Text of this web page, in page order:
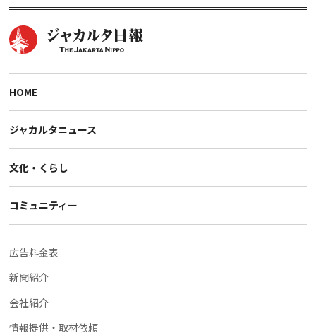
HOME
ジャカルタニュース
文化・くらし
コミュニティー
広告料金表
新聞紹介
会社紹介
情報提供・取材依頼